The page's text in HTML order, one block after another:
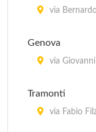
via
Genova
via
Tramonti
via Fabio